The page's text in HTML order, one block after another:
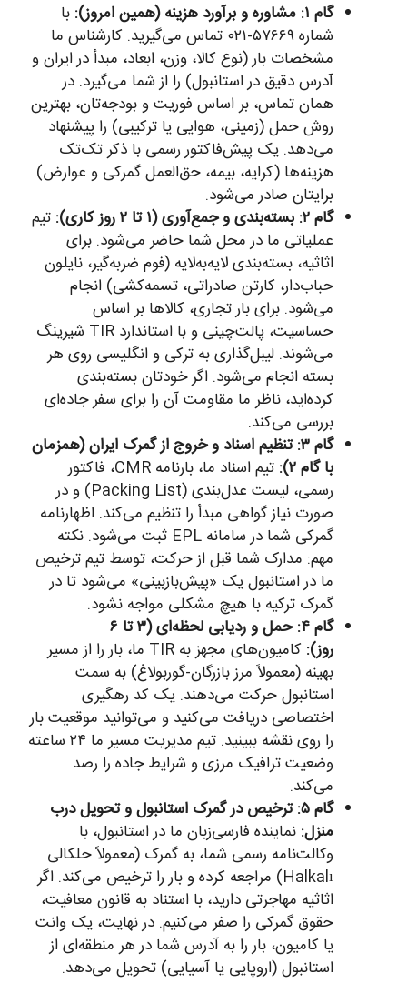
گام ۱: مشاوره و برآورد هزینه (همین امروز):
با
شماره ۵۷۶۶۹-۰۲۱ تماس می‌گیرید. کارشناس ما
مشخصات بار (نوع کالا، وزن، ابعاد، مبدأ در ایران و
آدرس دقیق در استانبول) را از شما می‌گیرد. در
همان تماس، بر اساس فوریت و بودجه‌تان، بهترین
روش حمل (زمینی، هوایی یا ترکیبی) را پیشنهاد
می‌دهد. یک پیش‌فاکتور رسمی با ذکر تک‌تک
هزینه‌ها (کرایه، بیمه، حق‌العمل گمرکی و عوارض)
برایتان صادر می‌شود.
گام ۲: بسته‌بندی و جمع‌آوری (۱ تا ۲ روز کاری):
تیم
عملیاتی ما در محل شما حاضر می‌شود. برای
اثاثیه، بسته‌بندی لایه‌به‌لایه (فوم ضربه‌گیر، نایلون
حباب‌دار، کارتن صادراتی، تسمه‌کشی) انجام
می‌شود. برای بار تجاری، کالاها بر اساس
حساسیت، پالت‌چینی و با استاندارد TIR شیرینگ
می‌شوند. لیبل‌گذاری به ترکی و انگلیسی روی هر
بسته انجام می‌شود. اگر خودتان بسته‌بندی
کرده‌اید، ناظر ما مقاومت آن را برای سفر جاده‌ای
بررسی می‌کند.
گام ۳: تنظیم اسناد و خروج از گمرک ایران (همزمان
با گام ۲):
تیم اسناد ما، بارنامه CMR، فاکتور
رسمی، لیست عدل‌بندی (Packing List) و در
صورت نیاز گواهی مبدأ را تنظیم می‌کند. اظهارنامه
گمرکی شما در سامانه EPL ثبت می‌شود. نکته
مهم: مدارک شما قبل از حرکت، توسط تیم ترخیص
ما در استانبول یک «پیش‌بازبینی» می‌شود تا در
گمرک ترکیه با هیچ مشکلی مواجه نشود.
گام ۴: حمل و ردیابی لحظه‌ای (۳ تا ۶
روز):
کامیون‌های مجهز به TIR ما، بار را از مسیر
بهینه (معمولاً مرز بازرگان-گوربولاغ) به سمت
استانبول حرکت می‌دهند. یک کد رهگیری
اختصاصی دریافت می‌کنید و می‌توانید موقعیت بار
را روی نقشه ببینید. تیم مدیریت مسیر ما ۲۴ ساعته
وضعیت ترافیک مرزی و شرایط جاده را رصد
می‌کند.
گام ۵: ترخیص در گمرک استانبول و تحویل درب
منزل: نماینده فارسی‌زبان ما در استانبول، با
وکالت‌نامه رسمی شما، به گمرک (معمولاً حلکالی
Halkalı) مراجعه کرده و بار را ترخیص می‌کند. اگر
اثاثیه مهاجرتی دارید، با استناد به قانون معافیت،
حقوق گمرکی را صفر می‌کنیم. در نهایت، یک وانت
یا کامیون، بار را به آدرس شما در هر منطقه‌ای از
استانبول (اروپایی یا آسیایی) تحویل می‌دهد.